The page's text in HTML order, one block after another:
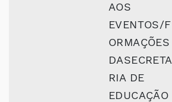
AOS
EVENTOS/F
ORMAÇÕES
DASECRETA
RIA DE
EDUCAÇÃO